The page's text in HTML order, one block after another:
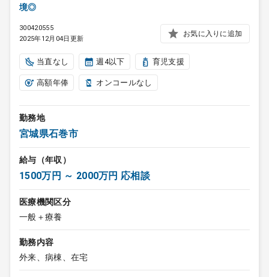
境◎
300420555
2025年12月04日更新
お気に入りに追加
当直なし 週4以下 育児支援
高額年俸 オンコールなし
勤務地
宮城県石巻市
給与（年収）
1500万円 ～ 2000万円 応相談
医療機関区分
一般＋療養
勤務内容
外来、病棟、在宅